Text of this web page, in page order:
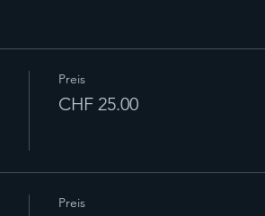
Preis
CHF 25.00
Preis